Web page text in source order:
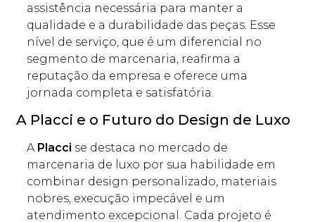
assistência necessária para manter a
qualidade e a durabilidade das peças. Esse
nível de serviço, que é um diferencial no
segmento de marcenaria, reafirma a
reputação da empresa e oferece uma
jornada completa e satisfatória.
A Placci e o Futuro do Design de Luxo
A Placci se destaca no mercado de
marcenaria de luxo por sua habilidade em
combinar design personalizado, materiais
nobres, execução impecável e um
atendimento excepcional. Cada projeto é